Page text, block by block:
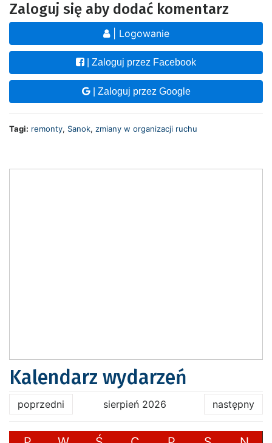
Zaloguj się aby dodać komentarz
| Logowanie
| Zaloguj przez Facebook
| Zaloguj przez Google
Tagi: remonty, Sanok, zmiany w organizacji ruchu
Kalendarz wydarzeń
poprzedni sierpień 2026 następny